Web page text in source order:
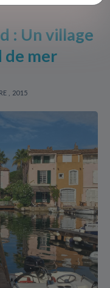
: Un village
de mer
, 2015